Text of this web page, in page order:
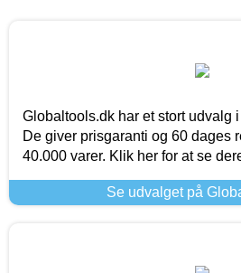
Globaltools.dk har et stort udvalg
De giver prisgaranti og 60 dages
40.000 varer. Klik her for at se
Se udvalget på